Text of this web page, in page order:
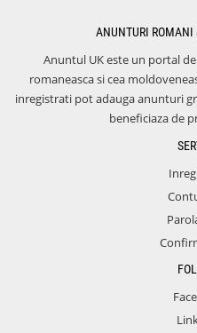
ANUNTURI
Anuntul UK este un portal
romaneasca si cea
inregistrati pot adauga anunturi
beneficiaza de